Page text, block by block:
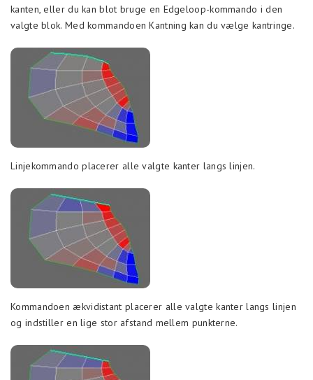
kanten, eller du kan blot bruge en Edgeloop-kommando i den
valgte blok. Med kommandoen Kantning kan du vælge kantringe.
Linjekommando placerer alle valgte kanter langs linjen.
Kommandoen ækvidistant placerer alle valgte kanter langs linjen
og indstiller en lige stor afstand mellem punkterne.